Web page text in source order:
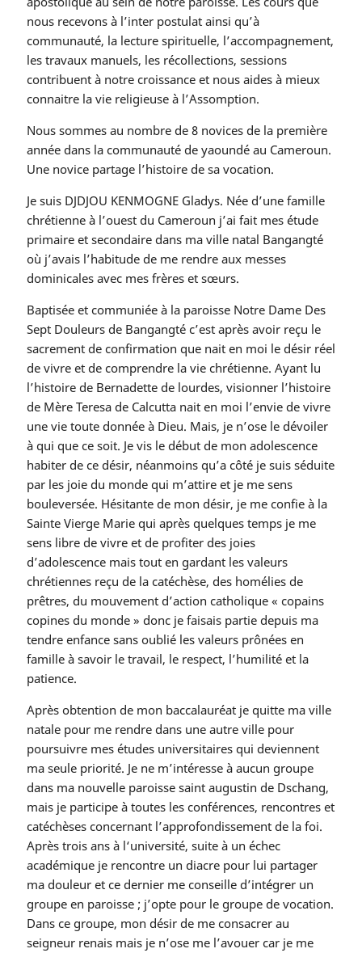
nous recevons à l’inter postulat ainsi qu’à
communauté, la lecture spirituelle, l’accompagnement,
les travaux manuels, les récollections, sessions
contribuent à notre croissance et nous aides à mieux
connaitre la vie religieuse à l’Assomption.
Nous sommes au nombre de 8 novices de la première
année dans la communauté de yaoundé au Cameroun.
Une novice partage l’histoire de sa vocation.
Je suis DJDJOU KENMOGNE Gladys. Née d’une famille
chrétienne à l’ouest du Cameroun j’ai fait mes étude
primaire et secondaire dans ma ville natal Bangangté
où j’avais l’habitude de me rendre aux messes
dominicales avec mes frères et sœurs.
Baptisée et communiée à la paroisse Notre Dame Des
Sept Douleurs de Bangangté c’est après avoir reçu le
sacrement de confirmation que nait en moi le désir réel
de vivre et de comprendre la vie chrétienne. Ayant lu
l’histoire de Bernadette de lourdes, visionner l’histoire
de Mère Teresa de Calcutta nait en moi l’envie de vivre
une vie toute donnée à Dieu. Mais, je n’ose le dévoiler
à qui que ce soit. Je vis le début de mon adolescence
habiter de ce désir, néanmoins qu’a côté je suis séduite
par les joie du monde qui m’attire et je me sens
bouleversée. Hésitante de mon désir, je me confie à la
Sainte Vierge Marie qui après quelques temps je me
sens libre de vivre et de profiter des joies
d’adolescence mais tout en gardant les valeurs
chrétiennes reçu de la catéchèse, des homélies de
prêtres, du mouvement d’action catholique « copains
copines du monde » donc je faisais partie depuis ma
tendre enfance sans oublié les valeurs prônées en
famille à savoir le travail, le respect, l’humilité et la
patience.
Après obtention de mon baccalauréat je quitte ma ville
natale pour me rendre dans une autre ville pour
poursuivre mes études universitaires qui deviennent
ma seule priorité. Je ne m’intéresse à aucun groupe
dans ma nouvelle paroisse saint augustin de Dschang,
mais je participe à toutes les conférences, rencontres et
catéchèses concernant l’approfondissement de la foi.
Après trois ans à l‘université, suite à un échec
académique je rencontre un diacre pour lui partager
ma douleur et ce dernier me conseille d’intégrer un
groupe en paroisse ; j’opte pour le groupe de vocation.
Dans ce groupe, mon désir de me consacrer au
seigneur renais mais je n’ose me l’avouer car je me